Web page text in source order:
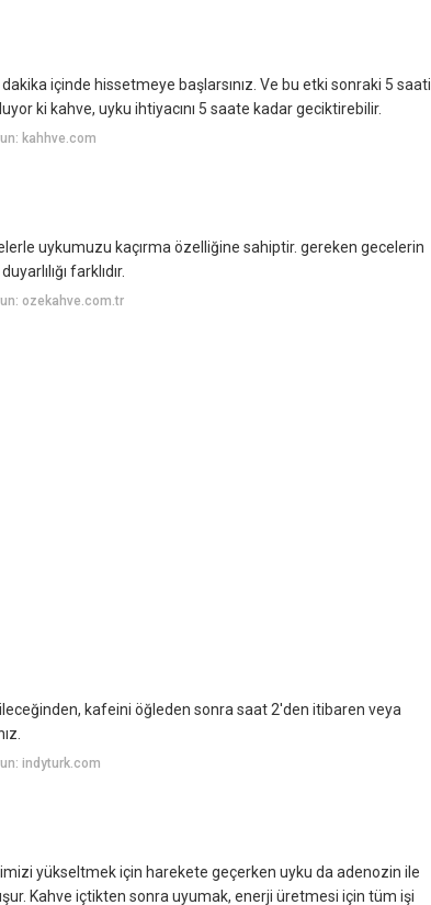
içinde hissetmeye başlarsınız. Ve bu etki sonraki 5 saati
ki kahve, uyku ihtiyacını 5 saate kadar geciktirebilir.
kahhve.com
uykumuzu kaçırma özelliğine sahiptir. gereken gecelerin
farklıdır.
ozekahve.com.tr
kafeini öğleden sonra saat 2'den itibaren veya
indyturk.com
yükseltmek için harekete geçerken uyku da adenozin ile
Kahve içtikten sonra uyumak, enerji üretmesi için tüm işi